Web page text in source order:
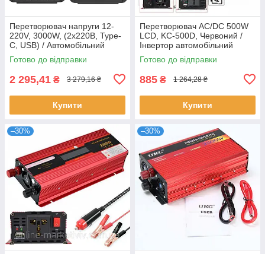
Перетворювач напруги 12-
220V, 3000W, (2х220В, Type-
C, USB) / Автомобільний
інвертор постійного струму /
Інвектор
Готово до відправки
2 295,41 ₴ 3 279,16 ₴
Купити
Перетворювач AC/DC 500W
LCD, KC-500D, Червоний /
Інвертор автомобільний
постійного струму
Готово до відправки
885 ₴ 1 264,28 ₴
Купити
–30% –30%